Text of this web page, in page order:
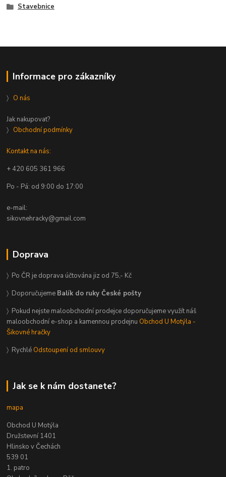
Stavebnice
Informace pro zákazníky
〉 O nás
Jak nakupovat?
〉 Obchodní podmínky
Kontakt na nás:
+ 420 605 361 966
Po - Pá: od 9:00 do 17:00
e-mail:
sikovnehracky@gmail.com
Doprava
〉 Po ČR je doprava účtována jiz od 75,- Kč
〉 Doporučujeme Balík do ruky České pošty
〉 Pokud nejste maloobchodní prodejce doporučujeme využít náš
maloobchodní e-shop a kamennou prodejnu Obchod U Motýla -
Šikovné hračky
〉 Rychlé Odstoupení od smlouvy
Jak se k nám dostanete?
mapa
Obchod U Motýla
Družstevní 1401
Hlinsko v Čechách
539 01
1. patro